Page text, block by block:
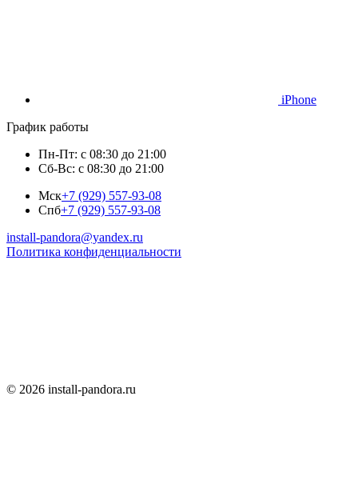
iPhone
График работы
Пн-Пт: с 08:30 до 21:00
Сб-Вс: с 08:30 до 21:00
Мск+7 (929) 557-93-08
Спб+7 (929) 557-93-08
install-pandora@yandex.ru
Политика конфиденциальности
© 2026 install-pandora.ru